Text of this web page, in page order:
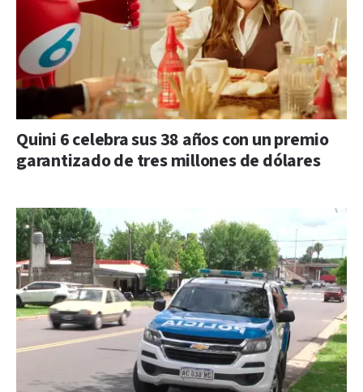
Quini 6 celebra sus 38 años con un premio
garantizado de tres millones de dólares